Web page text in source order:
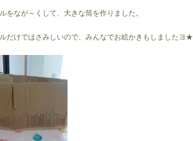
をなが～くして、大きな筒を作りました。
だけではさみしいので、みんなでお絵かきもしましたヨ★